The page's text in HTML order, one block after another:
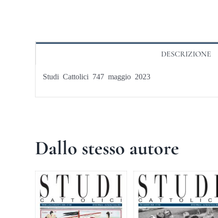
DESCRIZIONE
Studi Cattolici 747 maggio 2023
Dallo stesso autore